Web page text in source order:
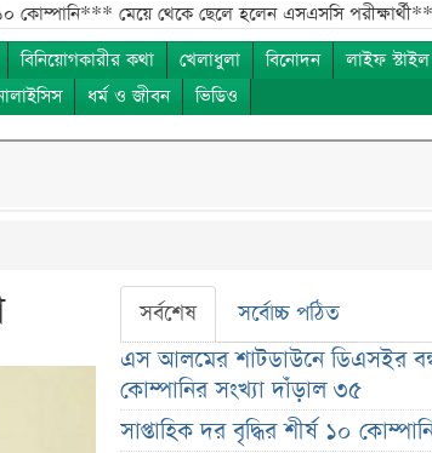
মেয়ে থেকে ছেলে হলেন এসএসসি পরীক্ষার্থী*** বিয়ের
বিনিয়োগকারীর কথা খেলাধুলা বিনোদন
লাইফ স্টাইল
ধর্ম ও জীবন ভিডিও
সর্বশেষ সর্বোচ্চ পঠিত
এস আলমের শাটডাউনে ডিএসইর
কোম্পানির সংখ্যা দাঁড়াল ৩৫
সাপ্তাহিক দর বৃদ্ধির শীর্ষ ১০